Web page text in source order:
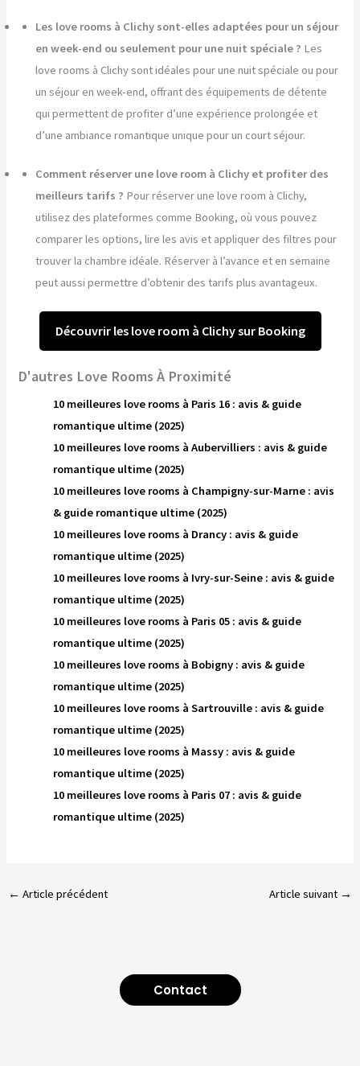
Les love rooms à Clichy sont-elles adaptées pour un séjour
en week-end ou seulement pour une nuit spéciale ? Les
love rooms à Clichy sont idéales pour une nuit spéciale ou pour
un séjour en week-end, offrant des équipements de détente
qui permettent de profiter d’une expérience prolongée et
d’une ambiance romantique unique pour un court séjour.
Comment réserver une love room à Clichy et profiter des
meilleurs tarifs ? Pour réserver une love room à Clichy,
utilisez des plateformes comme Booking, où vous pouvez
comparer les options, lire les avis et appliquer des filtres pour
trouver la chambre idéale. Réserver à l’avance et en semaine
peut aussi permettre d’obtenir des tarifs plus avantageux.
Découvrir les love room à Clichy sur Booking
D'autres Love Rooms À Proximité
10 meilleures love rooms à Paris 16 : avis & guide
romantique ultime (2025)
10 meilleures love rooms à Aubervilliers : avis & guide
romantique ultime (2025)
10 meilleures love rooms à Champigny-sur-Marne : avis
& guide romantique ultime (2025)
10 meilleures love rooms à Drancy : avis & guide
romantique ultime (2025)
10 meilleures love rooms à Ivry-sur-Seine : avis & guide
romantique ultime (2025)
10 meilleures love rooms à Paris 05 : avis & guide
romantique ultime (2025)
10 meilleures love rooms à Bobigny : avis & guide
romantique ultime (2025)
10 meilleures love rooms à Sartrouville : avis & guide
romantique ultime (2025)
10 meilleures love rooms à Massy : avis & guide
romantique ultime (2025)
10 meilleures love rooms à Paris 07 : avis & guide
romantique ultime (2025)
← Article précédent Article suivant →
Contact